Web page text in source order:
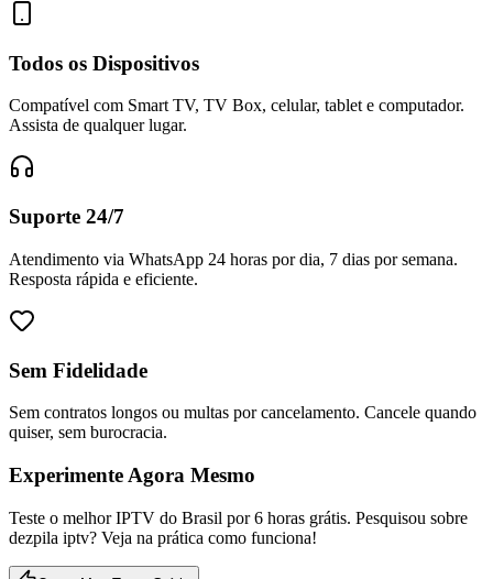
Todos os Dispositivos
Compatível com Smart TV, TV Box, celular, tablet e computador.
Assista de qualquer lugar.
Suporte 24/7
Atendimento via WhatsApp 24 horas por dia, 7 dias por semana.
Resposta rápida e eficiente.
Sem Fidelidade
Sem contratos longos ou multas por cancelamento. Cancele quando
quiser, sem burocracia.
Experimente Agora Mesmo
Teste o melhor IPTV do Brasil por 6 horas grátis. Pesquisou sobre
dezpila iptv? Veja na prática como funciona!